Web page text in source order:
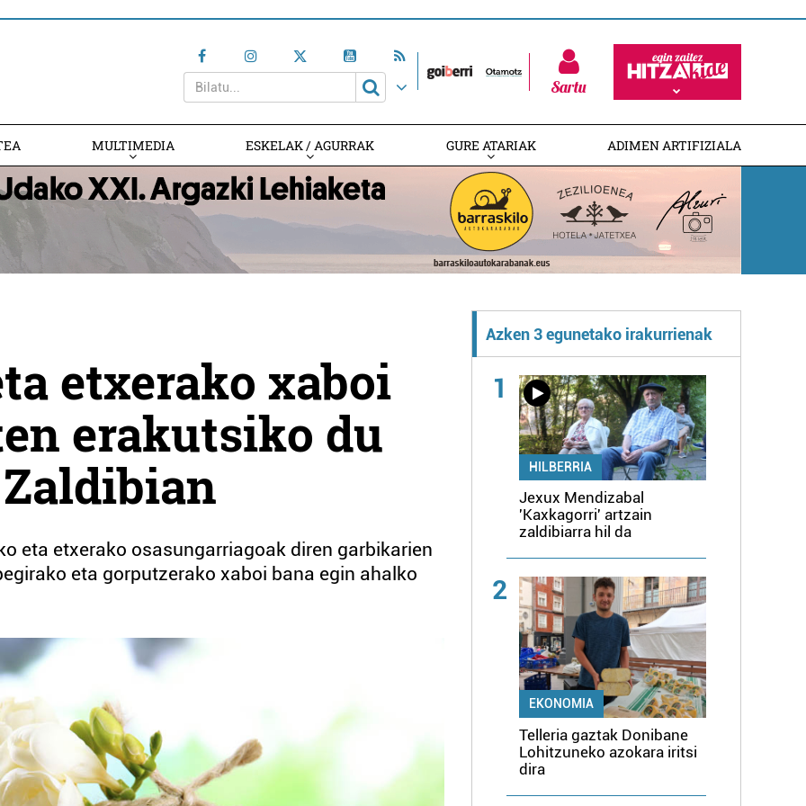
Sartu
MULTIMEDIA ESKELAK / AGURRAK GURE ATARIAK ADIMEN ARTIFIZIALA
etxerako xaboi
erakutsiko du
eta etxerako osasungarriagoak diren garbikarien
eta gorputzerako xaboi bana egin ahalko
Azken 3 egunetako irakurrienak
1
HILBERRIA
Jexux Mendizabal
'Kaxkagorri' artzain
zaldibiarra hil da
2
EKONOMIA
Telleria gaztak Donibane
Lohitzuneko azokara iritsi
dira